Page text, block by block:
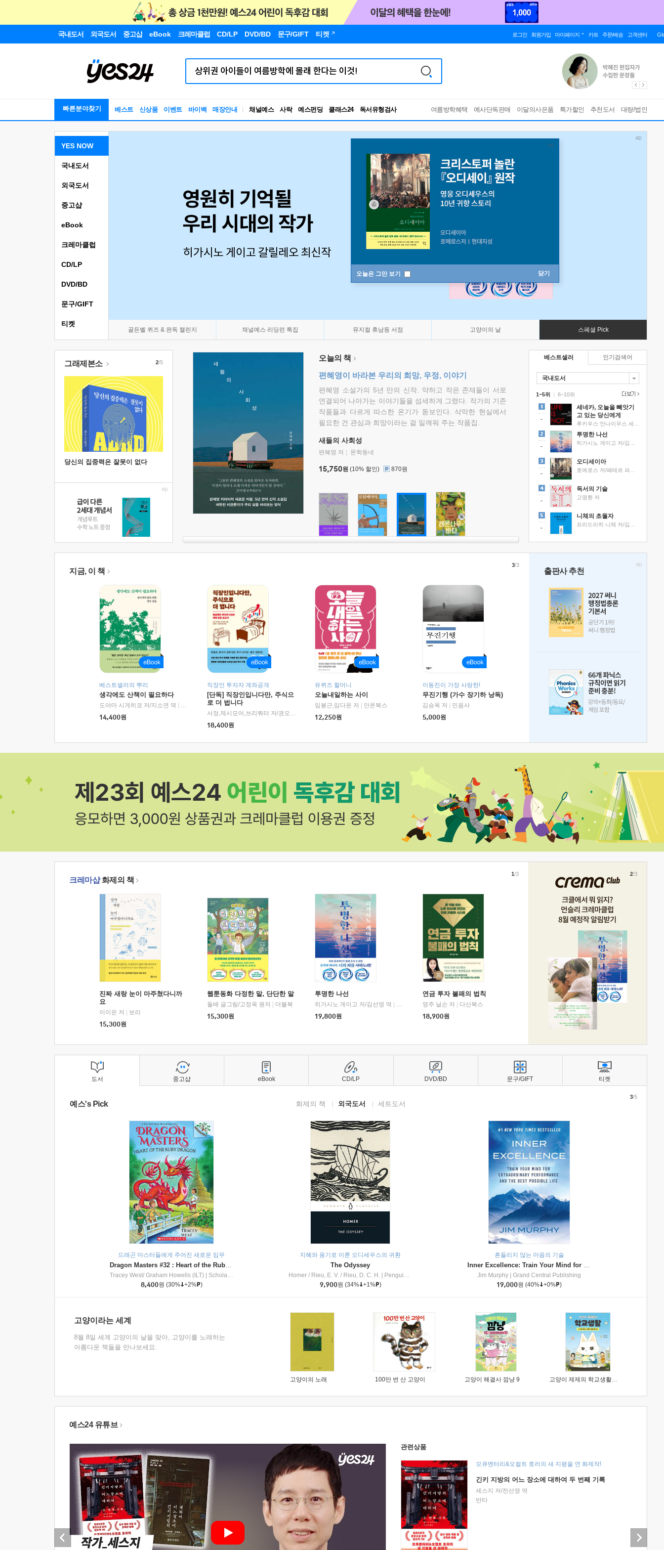
국내도서 외국도서 중고샵 eBook 크레마클럽 CD/LP DVD/BD 문구/GIFT 티켓 로그인 회원가입 마이페이지 카트 주문/배송 고객센터
빠른분야찾기 베스트 신상품 이벤트 바이백 매장안내 채널예스 사락 예스펀딩 클래스24
독서유형검사
RBTI Lab
독서유형검사
여름방학혜택 예사단독판매 이달의사은품 특가할인 추천도서 대량/법인
오늘은 그만 보기 닫기
YES NOW
골든벨 퀴즈 & 완독 챌린지 채널예스 리딩런 특집 뮤지컬 휴남동 서점 고양이의 날 스페셜 Pick
국내도서
외국도서
중고샵
eBook
크레마클럽
CD/LP
DVD/BD
문구/GIFT
티켓
그래제본소
당신의 집중력은 잘못이 없다
2/5 오늘의 책
편혜영이 바라본 우리의 희망, 우정, 이야기
편혜영 소설가의 5년 만의 신작. 약하고 작은 존재들이 서로
연결되어 나아가는 이야기들을 섬세하게 그렸다. 작가의 기존
작품들과 다르게 따스한 온기가 돋보인다. 삭막한 현실에서
필요한 건 관심과 희망이라는 걸 일깨워 주는 작품집.
새들의 사회성
편혜영 저 문학동네
15,750원 (10% 할인) 870원
베스트셀러
국내도서
1~5위 |
세네카, 오늘을 빼앗기
고 있는 당신에게
투명한 나선
오디세이아
독서의 기술
고명환 저
니체의 초월자
6~10위
인기검색어
지금, 이 책
베스트셀러의 뿌리
생각에도 산책이 필요하다
도야마 시게히코 저/지소연 역
알에이치코리아(RHK)
14,400원
직장인 투자자 계좌공개
[단독] 직장인입니다만, 주식으
로 더 법니다
서정,제시모어,쓰리쿼터 저/권오태,시그널리포트 편
18,400원
유퀴즈 할머니
오늘내일하는 사이
임봉근,임다운 저
안온북스
12,250원
이동진이 가장 사랑한!
무진기행 (가수 장기하 낭독)
김승옥 저
민음사
5,000원
3/3
출판사 추천
크레마샵화제의 책
진짜 새랑 눈이 마주쳤다니까
요
이이은 저
보리
15,300원
웹툰동화 다정한 말, 단단한 말
돌배 글그림/고정욱 원저
더블북
15,300원
투명한 나선
히가시노 게이고 저/김선영 역
북다
19,800원
연금 투자 불패의 법칙
영주 닐슨 저
다산북스
18,900원
1/3 2/3
도서
예스's Pick 화제의 책 외국도서 세트도서
드래곤 마스터들에게 주어진 새로운 임무
Dragon Masters #32 : Heart of the Ruby Dragon (A Branches Book)
Tracey West/ Graham Howells (ILT)
Scholastic Inc
8,400원 (30% +2% )
지혜와 용기로 이룬 오디세우스의 귀환
The Odyssey
Homer / Rieu, E. V. / Rieu, D. C. H.
Penguin Group
9,900원 (34% +1% )
흔들리지 않는 마음의 기술
Inner Excellence: Train Your Mind for Extraordinary Performance and the Best Possible Life
Jim Murphy
Grand Central Publishing
19,000원 (40% +0% )
3/5
고양이라는 세계
8월 8일 세계 고양이의 날을 맞아, 고양이를 노래하는
아름다운 책들을 만나보세요.
고양이의 노래 100만 번 산 고양이 고양이 해결사 깜냥 9 고양이 제제의 학교생활 1 : 초등학생이 이렇게 힘들 줄이야
중고샵 eBook CD/LP DVD/BD 문구/GIFT 티켓
예스24 유튜브
관련상품
모큐멘터리&오컬트 호러의 새 지평을 연 화제작!
긴키 지방의 어느 장소에 대하여 두 번째 기록
세스지 저/전선영 역
반타